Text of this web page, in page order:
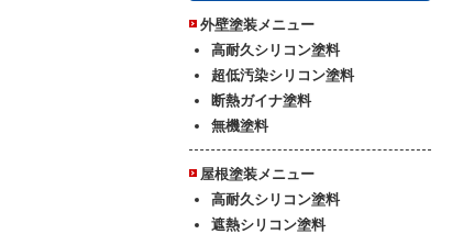
外壁塗装メニュー
高耐久シリコン塗料
超低汚染シリコン塗料
断熱ガイナ塗料
無機塗料
屋根塗装メニュー
高耐久シリコン塗料
遮熱シリコン塗料